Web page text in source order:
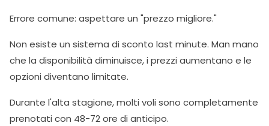
Errore comune: aspettare un "prezzo migliore."
Non esiste un sistema di sconto last minute. Man mano
che la disponibilità diminuisce, i prezzi aumentano e le
opzioni diventano limitate.
Durante l'alta stagione, molti voli sono completamente
prenotati con 48-72 ore di anticipo.